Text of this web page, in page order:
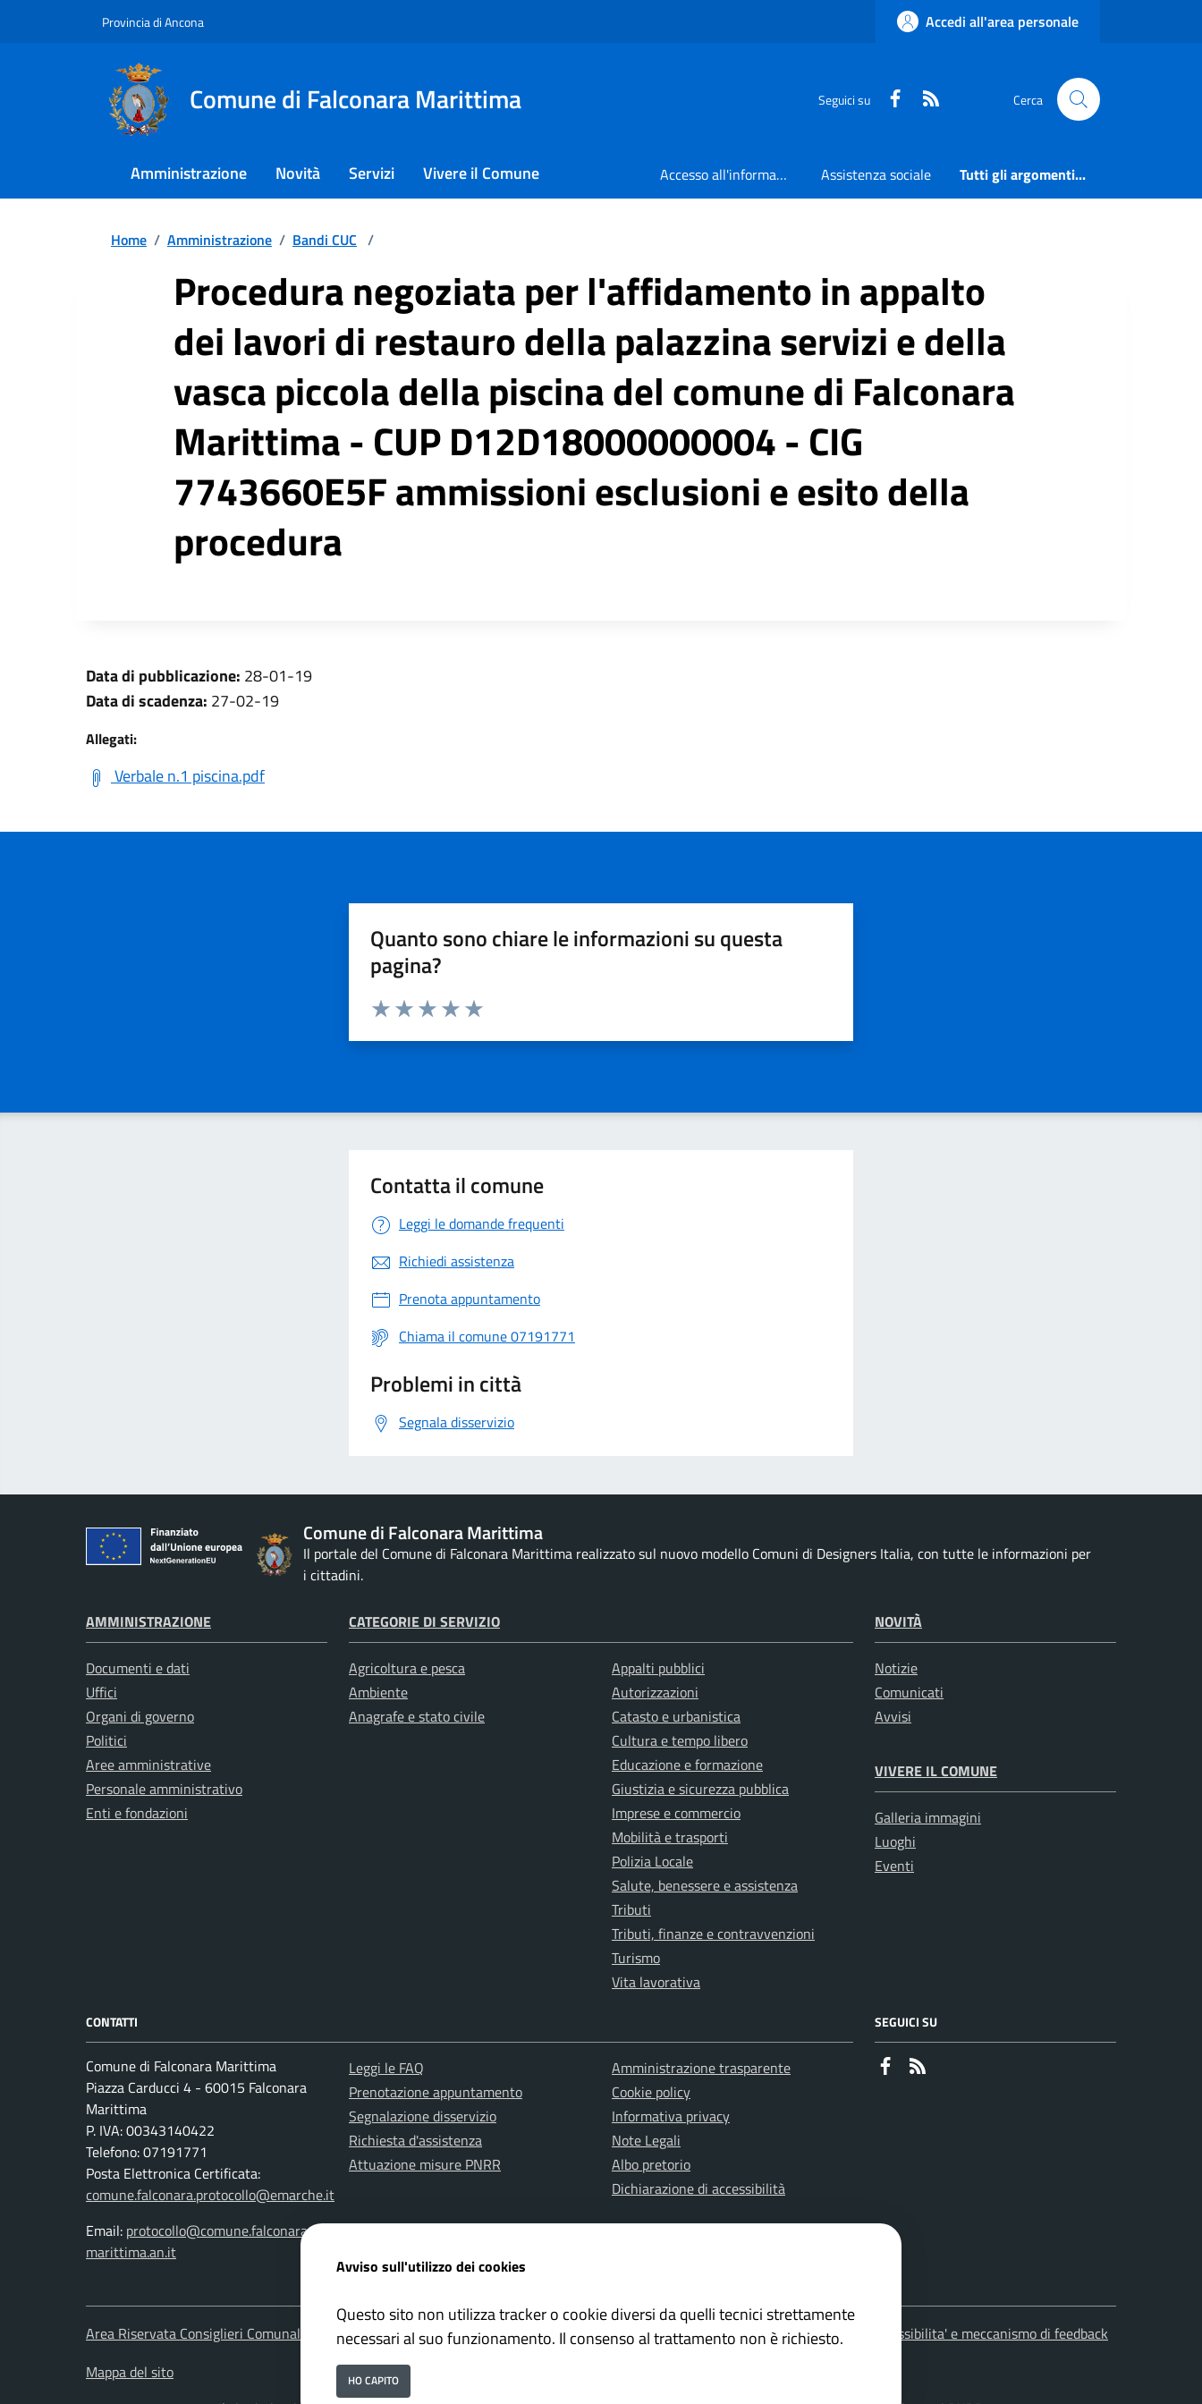
Provincia di Ancona Accedi all'area personale
Comune di Falconara Marittima Seguici su Faceboook Cerca
Amministrazione Novità Servizi Vivere il Comune Accesso all'informazione Assistenza sociale Tutti gli argomenti...
Home / Amministrazione / Bandi CUC /
Procedura negoziata per l'affidamento in appalto
dei lavori di restauro della palazzina servizi e della
vasca piccola della piscina del comune di Falconara
Marittima - CUP D12D18000000004 - CIG
7743660E5F ammissioni esclusioni e esito della
procedura
Data di pubblicazione: 28-01-19
Data di scadenza: 27-02-19
Allegati:
Verbale n.1 piscina.pdf
Quanto sono chiare le informazioni su questa
pagina?
Valuta da 1 a 5 stelle la pagina
Contatta il comune
Leggi le domande frequenti
Richiedi assistenza
Prenota appuntamento
Chiama il comune 07191771
Problemi in città
Segnala disservizio
Comune di Falconara Marittima
Il portale del Comune di Falconara Marittima realizzato sul nuovo modello Comuni di Designers Italia, con tutte le informazioni per
i cittadini.
AMMINISTRAZIONE
Documenti e dati
Uffici
Organi di governo
Politici
Aree amministrative
Personale amministrativo
Enti e fondazioni
CATEGORIE DI SERVIZIO
Agricoltura e pesca
Ambiente
Anagrafe e stato civile
Appalti pubblici
Autorizzazioni
Catasto e urbanistica
Cultura e tempo libero
Educazione e formazione
Giustizia e sicurezza pubblica
Imprese e commercio
Mobilità e trasporti
Polizia Locale
Salute, benessere e assistenza
Tributi
Tributi, finanze e contravvenzioni
Turismo
Vita lavorativa
NOVITÀ
Notizie
Comunicati
Avvisi
VIVERE IL COMUNE
Galleria immagini
Luoghi
Eventi
CONTATTI
Comune di Falconara Marittima
Piazza Carducci 4 - 60015 Falconara
Marittima
P. IVA: 00343140422
Telefono: 07191771
Posta Elettronica Certificata:
comune.falconara.protocollo@emarche.it
Email: protocollo@comune.falconara-
marittima.an.it
Leggi le FAQ
Prenotazione appuntamento
Segnalazione disservizio
Richiesta d'assistenza
Attuazione misure PNRR
Amministrazione trasparente
Cookie policy
Informativa privacy
Note Legali
Albo pretorio
Dichiarazione di accessibilità
SEGUICI SU
Faceboook
Area Riservata Consiglieri Comunali Area Riservata Polizia Locale Whistleblowing – Segnalazioni illeciti
Accessibilita' e meccanismo di feedback
Mappa del sito
Avviso sull'utilizzo dei cookies
Questo sito non utilizza tracker o cookie diversi da quelli tecnici strettamente
necessari al suo funzionamento. Il consenso al trattamento non è richiesto.
HO CAPITO